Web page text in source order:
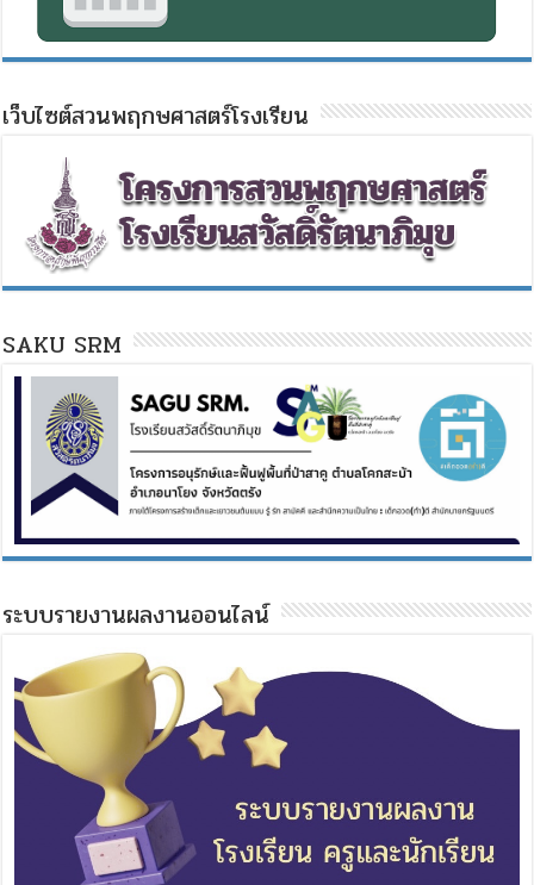
เว็บไซต์สวนพฤกษศาสตร์โรงเรียน
SAKU SRM
ระบบรายงานผลงานออนไลน์